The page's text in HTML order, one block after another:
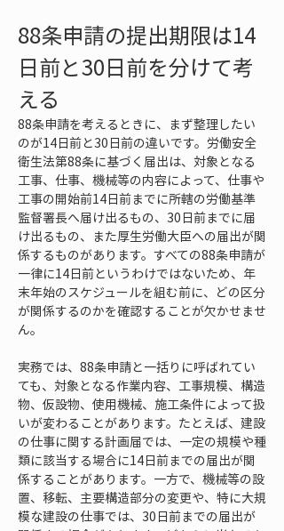
88条申請の提出期限は14
日前と30日前を分けて考
える
88条申請を考えるときに、まず整理したい
のが14日前と30日前の違いです。労働安全
衛生法第88条に基づく届出は、対象となる
工事、仕事、機械等の内容によって、仕事や
工事の開始前14日前までに所轄の労働基準
監督署長へ届け出るもの、30日前までに届
け出るもの、また厚生労働大臣への届出が関
係するものがあります。すべての88条申請が
一律に14日前というわけではないため、年
末年始のスケジュールを組む前に、どの区分
が関係するのかを確認することが欠かせませ
ん。
実務では、88条申請と一括りに呼ばれてい
ても、対象となる作業内容、工事規模、構造
物、仮設物、使用機械、施工条件によって扱
いが変わることがあります。たとえば、建設
の仕事に関する計画届では、一定の規模や種
類に該当する場合に14日前までの届出が関
係することがあります。一方で、機械等の設
置、移転、主要構造部分の変更や、特に大規
模な建設の仕事では、30日前までの届出が